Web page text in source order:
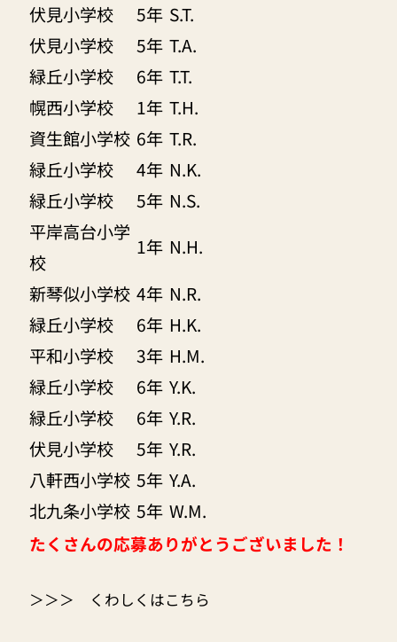
伏見小学校
5年 S.T.
伏見小学校
5年 T.A.
緑丘小学校
6年 T.T.
幌西小学校
1年 T.H.
資生館小学校 6年 T.R.
緑丘小学校
4年 N.K.
緑丘小学校
5年 N.S.
平岸高台小学
校
1年 N.H.
新琴似小学校 4年 N.R.
緑丘小学校
6年 H.K.
平和小学校
3年 H.M.
緑丘小学校
6年 Y.K.
緑丘小学校
6年 Y.R.
伏見小学校
5年 Y.R.
八軒西小学校 5年 Y.A.
北九条小学校 5年 W.M.
たくさんの応募ありがとうございました！
＞＞＞ くわしくはこちら